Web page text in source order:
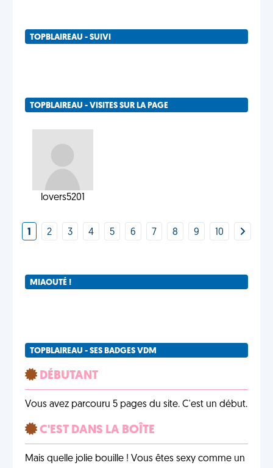
TOPBLAIREAU - SUIVI
TOPBLAIREAU - VISITES SUR LA PAGE
lovers5201
1 2 3 4 5 6 7 8 9 10
MIAOUTÉ !
TOPBLAIREAU - SES BADGES VDM
DÉBUTANT
Vous avez parcouru 5 pages du site. C'est un début.
C'EST DANS LA BOÎTE
Mais quelle jolie bouille ! Vous êtes sexy comme un